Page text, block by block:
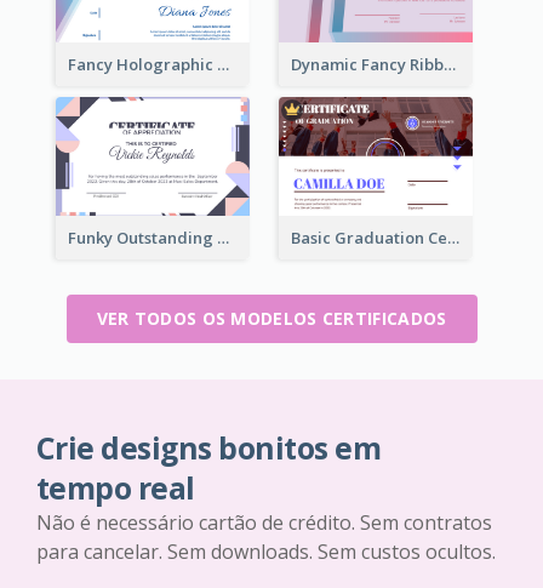
Fancy Holographic Certificate Design Ideas Dynamic Fancy Ribbon Certificate Design Ideas
Funky Outstanding Shapes Certificate Design Template Ideas Basic Graduation Certificate With Campus Photo Design
VER TODOS OS MODELOS CERTIFICADOS
Crie designs bonitos em
tempo real
Não é necessário cartão de crédito. Sem contratos
para cancelar. Sem downloads. Sem custos ocultos.